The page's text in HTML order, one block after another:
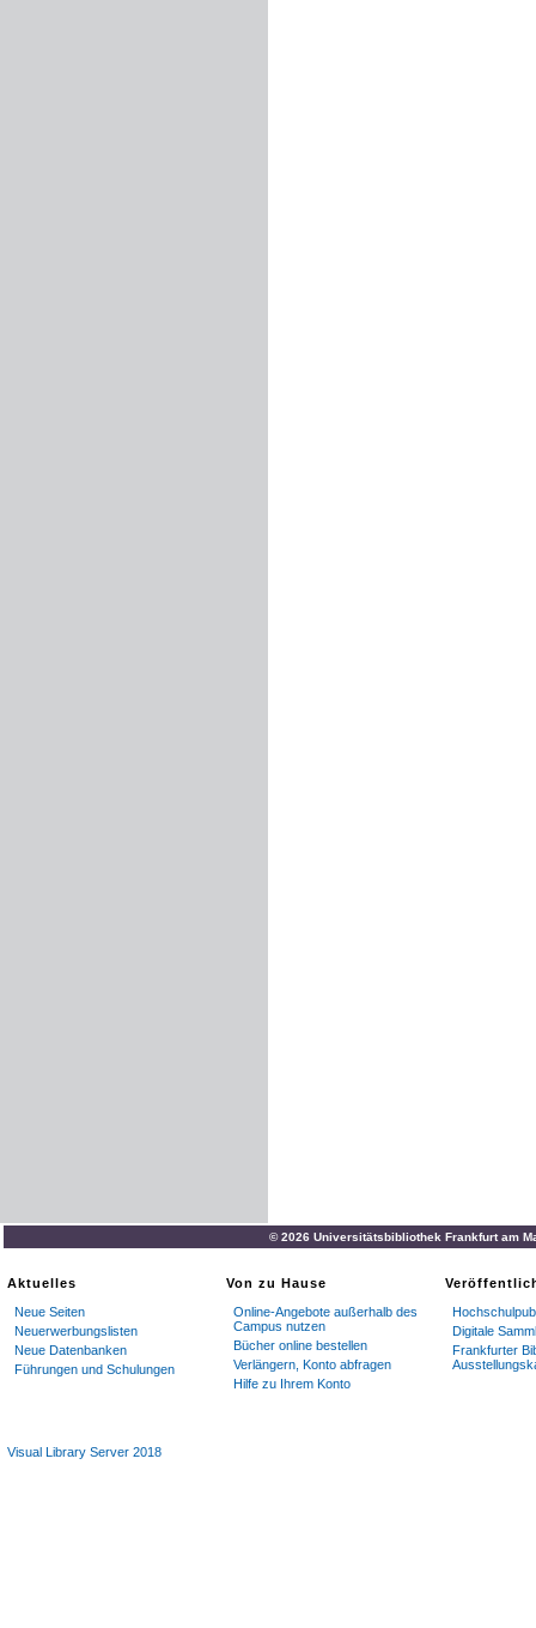
© 2026 Universitätsbibliothek Frankfurt am
Aktuelles
Neue Seiten
Neuerwerbungslisten
Neue Datenbanken
Führungen und Schulungen
Von zu Hause
Online-Angebote außerhalb des
Campus nutzen
Bücher online bestellen
Verlängern, Konto abfragen
Hilfe zu Ihrem Konto
Digitale
Frankfurter
Visual Library Server 2018